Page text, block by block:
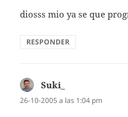
diosss mio ya se que
RESPONDER
Suki_
26-10-2005 a las 1:04 pm